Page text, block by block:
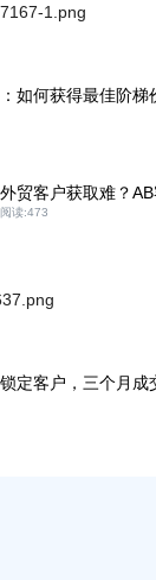
如何获得最佳阶梯
外贸客户获取难？
阅读:473
定客户，三个月成